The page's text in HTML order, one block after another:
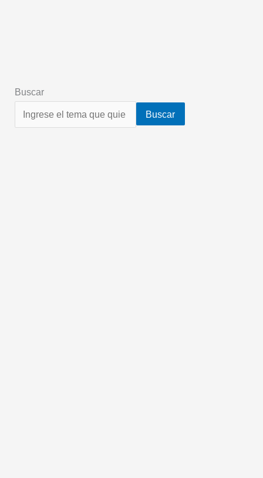
Buscar
Buscar